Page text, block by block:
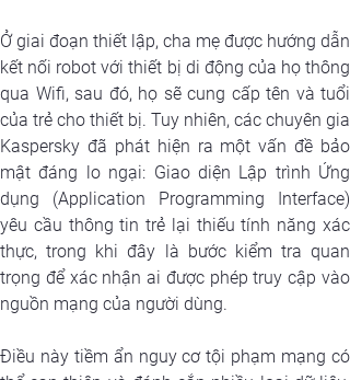
Ở giai đoạn thiết lập, cha mẹ được hướng dẫn
kết nối robot với thiết bị di động của họ thông
qua Wifi, sau đó, họ sẽ cung cấp tên và tuổi
của trẻ cho thiết bị. Tuy nhiên, các chuyên gia
Kaspersky đã phát hiện ra một vấn đề bảo
mật đáng lo ngại: Giao diện Lập trình Ứng
dụng (Application Programming Interface)
yêu cầu thông tin trẻ lại thiếu tính năng xác
thực, trong khi đây là bước kiểm tra quan
trọng để xác nhận ai được phép truy cập vào
nguồn mạng của người dùng.
Điều này tiềm ẩn nguy cơ tội phạm mạng có